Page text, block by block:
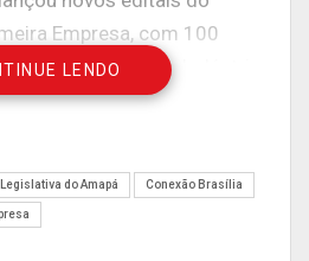
Empresa, com 100
do Comércio, Indústria
de novas empresas,
técnico
através da Agência
LENDO
do Amapá Conexão Brasília